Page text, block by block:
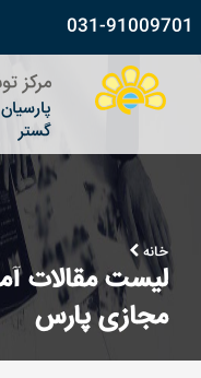
031-91009701
مرکز
گستر
خانه
لیست مقالات
مجازی پارس